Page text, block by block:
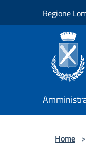
Regione
Home >